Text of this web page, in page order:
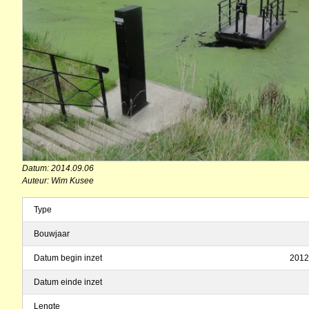
Datum: 2014.09.06
Auteur: Wim Kusee
Type
Bouwjaar
Datum begin inzet
Datum einde inzet
Lengte